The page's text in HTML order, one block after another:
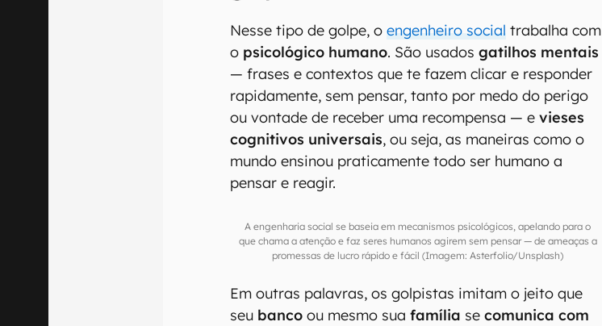
Nesse tipo de golpe, oengenheiro social trabalha com
o psicológico humano. São usadosgatilhos mentais
— frases e contextos que te fazem clicar e responder
rapidamente, sem pensar, tanto por medo do perigo
ou vontade de receber uma recompensa — evieses
cognitivos universais, ou seja, as maneiras como o
mundo ensinou praticamente todo ser humano a
pensar e reagir.
A engenharia social se baseia em mecanismos psicológicos, apelando para o
que chama a atenção e faz seres humanos agirem sem pensar — de ameaças a
promessas de lucro rápido e fácil (Imagem: Asterfolio/Unsplash)
Em outras palavras, os golpistas imitam o jeito que
seu banco ou mesmo suafamília se comunica com